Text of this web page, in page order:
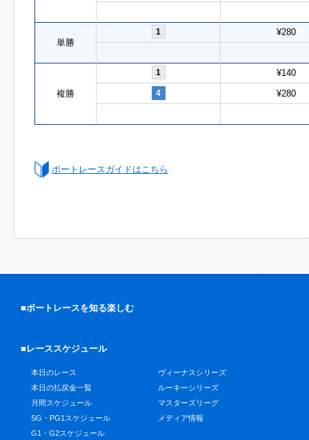
単勝
1 ¥280
複勝
1 ¥140
4 ¥280
ボートレースガイドはこちら
■ボートレースを知る楽しむ
■レーススケジュール
本日のレース
本日の払戻金一覧
月間スケジュール
SG・PG1スケジュール
G1・G2スケジュール
ヴィーナスシリーズ
ルーキーシリーズ
マスターズリーグ
メディア情報